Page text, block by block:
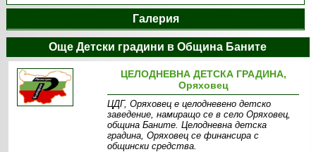
Галерия
Още Детски градини в Община Баните
ЦЕЛОДНЕВНА ДЕТСКА ГРАДИНА,
Оряховец
ЦДГ, Оряховец е целодневено детско
заведение, намиращо се в село Оряховец,
община Баните. Целодневна детска
градина, Оряховец се финансира с
общински средства.